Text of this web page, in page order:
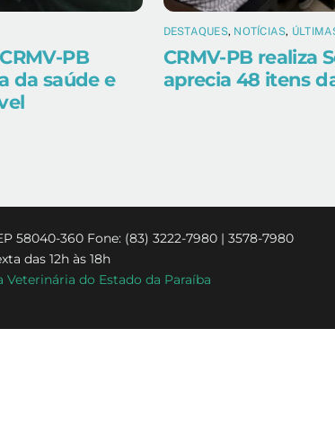
PB
da saúde e
DESTAQUES, NOTÍCIAS,
CRMV-PB realiza
aprecia 48 itens
58040-360 Fone: (83) 3222-7980 | 3578-7980
das 12h às 18h
do Estado da Paraíba